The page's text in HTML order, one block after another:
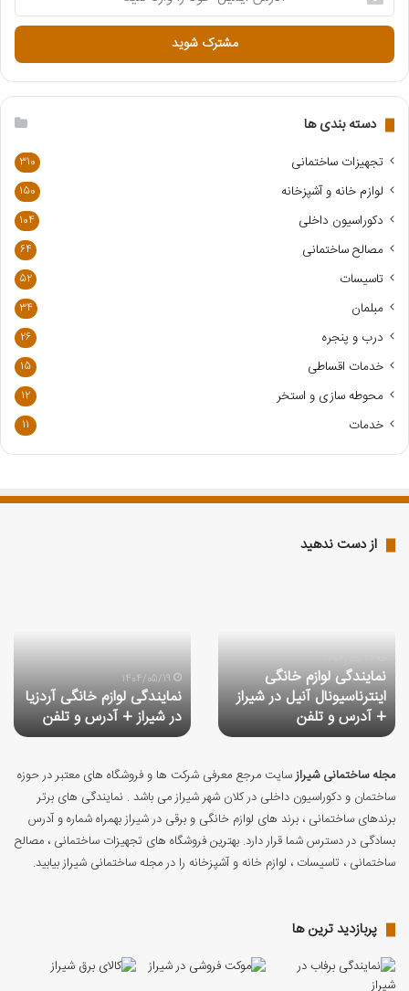
ر
ا
ی
م
ی
خ
د
ر
و
ا
د
ک
ی
د
دسته بندی ها
تجهیزات ساختمانی 310
لوازم خانه و آشپزخانه 150
دکوراسیون داخلی 104
مصالح ساختمانی 64
تاسیسات 52
مبلمان 34
درب و پنجره 26
خدمات اقساطی 15
محوطه سازی و استخر 12
خدمات 11
از دست ندهید
شیراز
آدرس
تلفن
نمایندگی لوازم خانگی
اینترناسیونال آنیل در شیراز
+ آدرس و تلفن
شیراز
آدرس
و
1404/05/19
نمایندگی لوازم خانگی آردزیا
در شیراز + آدرس و تلفن
مجله ساختمانی شیرازسایت مرجع معرفی شرکت ها و فروشگاه های معتبر در حوزه
ساختمان و دکوراسیون داخلی در کلان شهر شیراز می باشد . نمایندگی های برتر
برندهای ساختمانی ، برند های لوازم خانگی و برقی در شیراز بهمراه شماره و آدرس
بسادگی در دسترس شما قرار دارد. بهترین فروشگاه های تجهیزات ساختمانی ، مصالح
ساختمانی ، تاسیسات ، لوازم خانه و آشپزخانه را در مجله ساختمانی شیراز بیابید.
پربازدید ترین ها